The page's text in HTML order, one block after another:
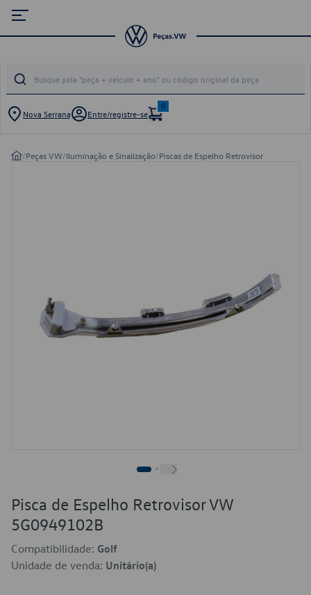
Nova Serrana Entre/registre-se
0
/Peças VW/Iluminação e Sinalização/Piscas de Espelho Retrovisor
Pisca de Espelho Retrovisor VW
5G0949102B
Compatibilidade: Golf
Unidade de venda: Unitário(a)